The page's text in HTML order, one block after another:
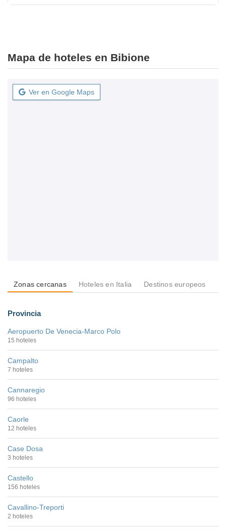
Mapa de hoteles en Bibione
Ver en Google Maps
Zonas cercanas Hoteles en Italia Destinos europeos
Provincia
Aeropuerto De Venecia-Marco Polo
15 hoteles
Campalto
7 hoteles
Cannaregio
96 hoteles
Caorle
12 hoteles
Case Dosa
3 hoteles
Castello
156 hoteles
Cavallino-Treporti
2 hoteles